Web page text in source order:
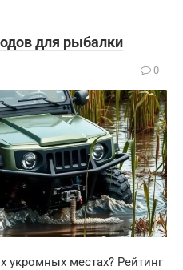
для рыбалки
0
укромных местах? Рейтинг